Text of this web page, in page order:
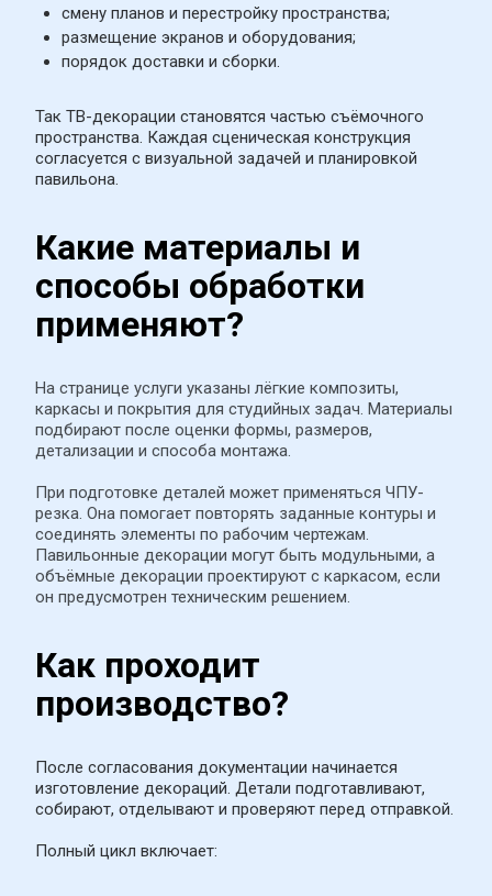
смену планов и перестройку пространства;
размещение экранов и оборудования;
порядок доставки и сборки.
Так ТВ-декорации становятся частью съёмочного
пространства. Каждая сценическая конструкция
согласуется с визуальной задачей и планировкой
павильона.
Какие материалы и
способы обработки
применяют?
На странице услуги указаны лёгкие композиты,
каркасы и покрытия для студийных задач. Материалы
подбирают после оценки формы, размеров,
детализации и способа монтажа.
При подготовке деталей может применяться ЧПУ-
резка. Она помогает повторять заданные контуры и
соединять элементы по рабочим чертежам.
Павильонные декорации могут быть модульными, а
объёмные декорации проектируют с каркасом, если
он предусмотрен техническим решением.
Как проходит
производство?
После согласования документации начинается
изготовление декораций. Детали подготавливают,
собирают, отделывают и проверяют перед отправкой.
Полный цикл включает: